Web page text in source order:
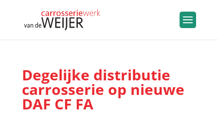
Degelijke distributie
carrosserie op nieuwe
DAF CF FA